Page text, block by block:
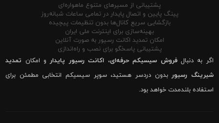
پشتیبانی از مسیرهای متنوع ماهواره‌ای
پینگ پایین و اتصال پایدار در تمامی ساعات شبانه‌روز
بازگشایی سریع کانال‌ها بدون تنظیمات پیچیده
بهینه‌سازی برای اینترنت ملی ایران
امکان تمدید اکانت رسیور به صورت آنلاین
پشتیبانی پاسخگو برای نصب و راه‌اندازی
اگر به دنبالفروش سیسیکم حرفه‌ای، اکانت رسیور پایدارو امکان تمدید
شیرینگ رسیوربدون دردسر هستید، سوپر سیسیکم انتخابی مطمئن برای
استفاده بلندمدت خواهد بود.